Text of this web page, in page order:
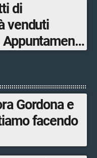
di
venduti
Gordona e
facendo